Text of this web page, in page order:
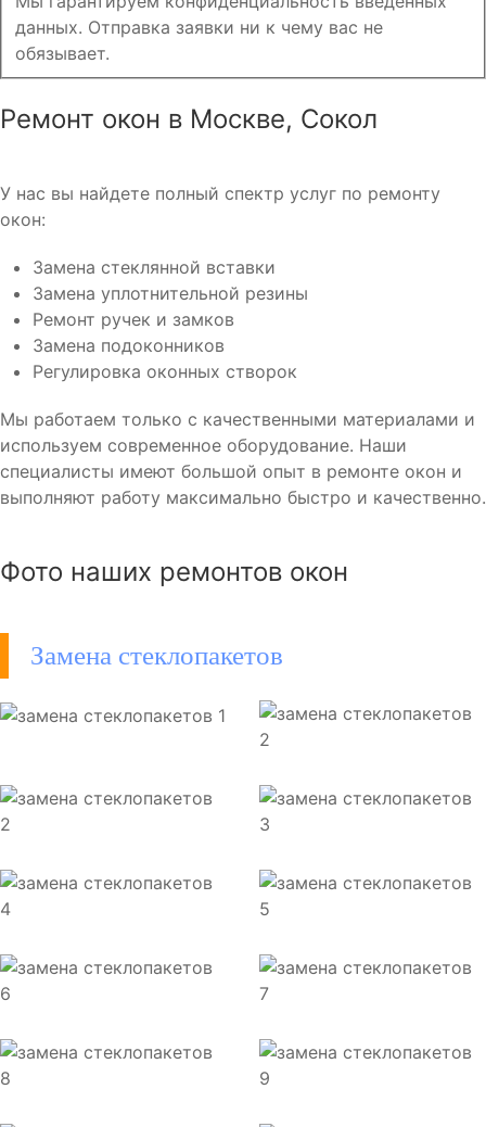
данных. Отправка заявки ни к чему вас не
обязывает.
Ремонт окон в Москве, Сокол
У нас вы найдете полный спектр услуг по ремонту
окон:
Замена стеклянной вставки
Замена уплотнительной резины
Ремонт ручек и замков
Замена подоконников
Регулировка оконных створок
Мы работаем только с качественными материалами и
используем современное оборудование. Наши
специалисты имеют большой опыт в ремонте окон и
выполняют работу максимально быстро и качественно.
Фото наших ремонтов окон
Замена стеклопакетов